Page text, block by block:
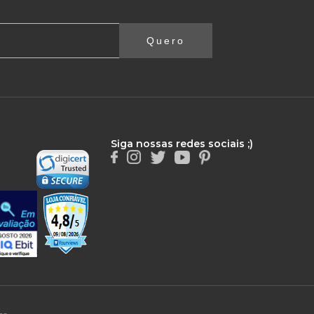
Quero
Siga nossas redes sociais ;)